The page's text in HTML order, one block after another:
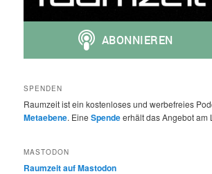
SPENDEN
Raumzeit ist ein kostenloses und werbefreies
Metaebene. EineSpendeerhält das Angebot am
MASTODON
Raumzeit auf Mastodon